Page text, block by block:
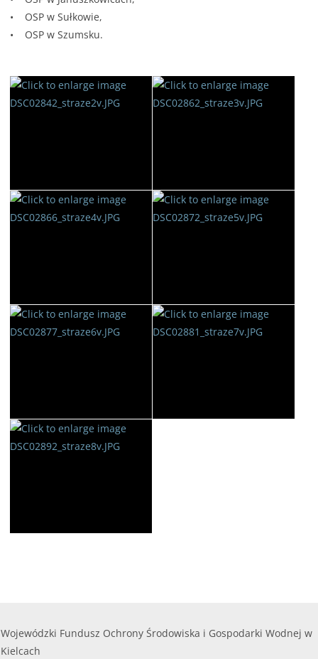
• OSP w Sułkowie,
• OSP w Szumsku.
Wojewódzki Fundusz Ochrony Środowiska i Gospodarki Wodnej w
Kielcach